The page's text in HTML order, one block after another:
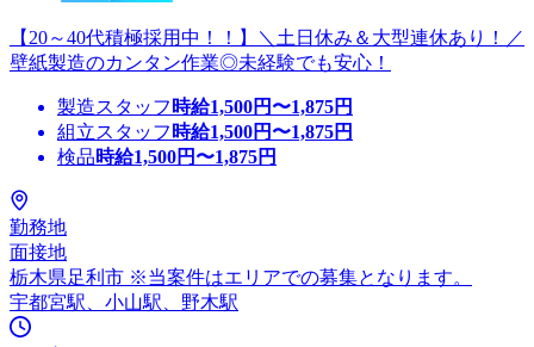
【20～40代積極採用中！！】＼土日休み＆大型連休あり！／
壁紙製造のカンタン作業◎未経験でも安心！
製造スタッフ 時給1,500円〜1,875円
組立スタッフ 時給1,500円〜1,875円
検品時給1,500円〜1,875円
勤務地
面接地
栃木県足利市 ※当案件はエリアでの募集となります。
宇都宮駅、小山駅、野木駅